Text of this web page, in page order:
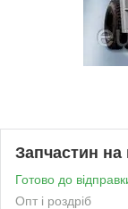
Запчастин на
Готово до
Опт і роздріб